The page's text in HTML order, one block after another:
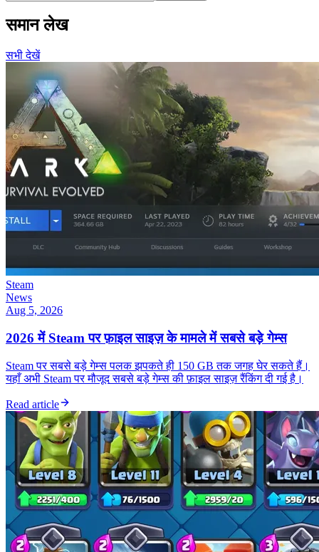
समान लेख
सभी देखें
Steam
News
Aug 5, 2026
2026 में Steam पर फ़ाइल साइज़ के मामले में सबसे बड़े गेम्स
Steam पर सबसे बड़े गेम्स पलक झपकते ही 150 GB तक जगह घेर सकते हैं।
यहाँ अभी Steam पर मौजूद सबसे बड़े गेम्स की फ़ाइल साइज़ रैंकिंग दी गई है।
Read article